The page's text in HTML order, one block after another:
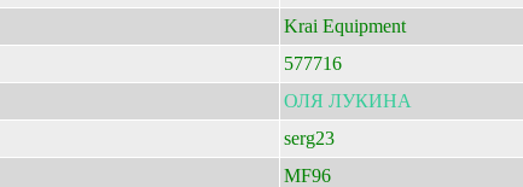
Krai Equipment
577716
ОЛЯ ЛУКИНА
serg23
MF96